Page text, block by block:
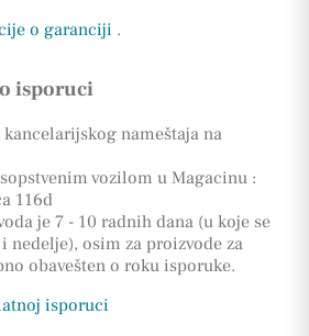
o garanciji .
isporuci
nameštaja na
vozilom u Magacinu :
116d
je 7 - 10 radnih dana (u koje se
nedelje), osim za proizvode za
obavešten o roku isporuke.
isporuci